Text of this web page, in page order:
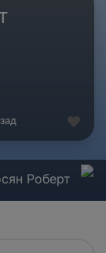
Роберт